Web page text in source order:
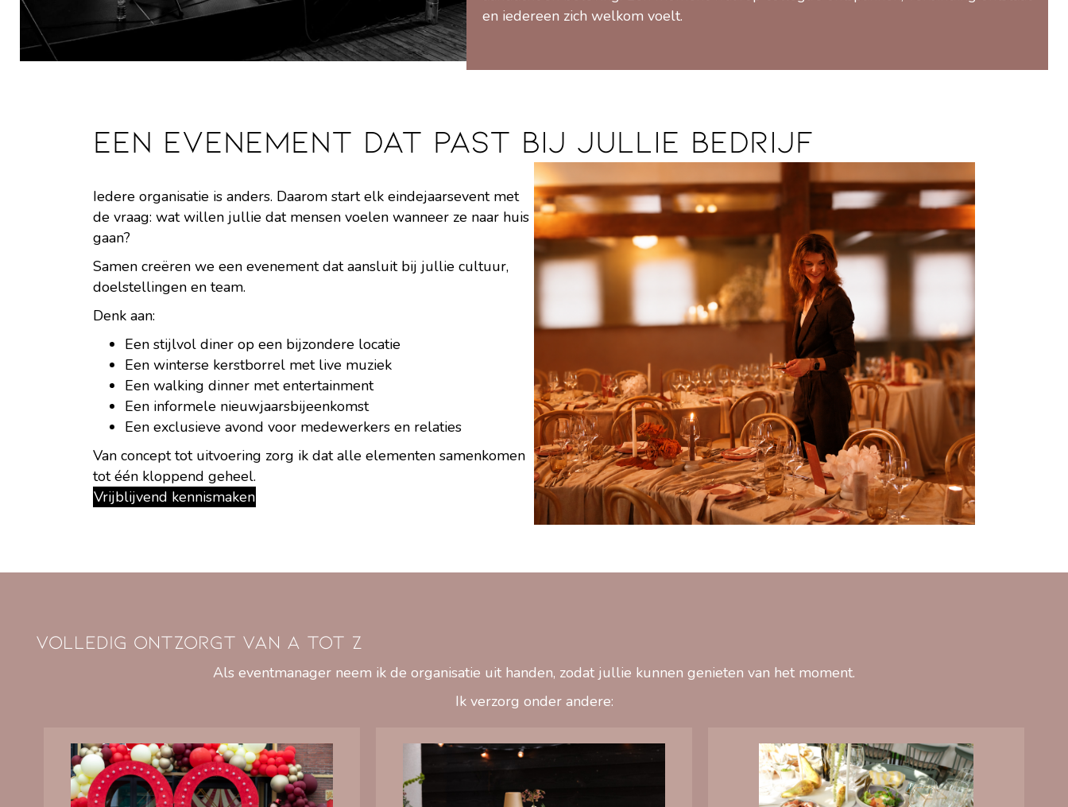
en iedereen zich welkom voelt.
Een evenement dat past bij jullie bedrijf
Iedere organisatie is anders. Daarom start elk eindejaarsevent met
de vraag: wat willen jullie dat mensen voelen wanneer ze naar huis
gaan?
Samen creëren we een evenement dat aansluit bij jullie cultuur,
doelstellingen en team.
Denk aan:
Een stijlvol diner op een bijzondere locatie
Een winterse kerstborrel met live muziek
Een walking dinner met entertainment
Een informele nieuwjaarsbijeenkomst
Een exclusieve avond voor medewerkers en relaties
Van concept tot uitvoering zorg ik dat alle elementen samenkomen
tot één kloppend geheel.
Vrijblijvend kennismaken
Volledig ontzorgt van A tot Z
Als eventmanager neem ik de organisatie uit handen, zodat jullie kunnen genieten van het moment.
Ik verzorg onder andere: